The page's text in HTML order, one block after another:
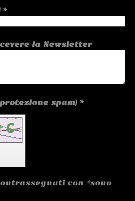
*
la Newsletter
Captcha (codice protezione spam) *
con *sono